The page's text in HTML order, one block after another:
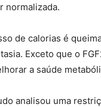
normalizada.
de calorias é
Exceto que o
a saúde
analisou uma